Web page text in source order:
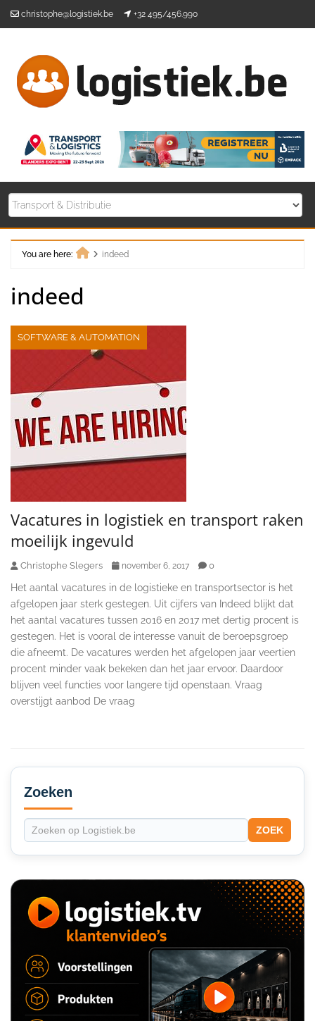
christophe@logistiek.be +32 495/456.990
You are here:
indeed
indeed
SOFTWARE & AUTOMATION
Vacatures in logistiek en transport raken
moeilijk ingevuld
Christophe Slegers november 6, 2017 0
Het aantal vacatures in de logistieke en transportsector is het
afgelopen jaar sterk gestegen. Uit cijfers van Indeed blijkt dat
het aantal vacatures tussen 2016 en 2017 met dertig procent is
gestegen. Het is vooral de interesse vanuit de beroepsgroep
die afneemt. De vacatures werden het afgelopen jaar veertien
procent minder vaak bekeken dan het jaar ervoor. Daardoor
blijven veel functies voor langere tijd openstaan. Vraag
overstijgt aanbod De vraag
Secondary
Sidebar
Zoeken
ZOEK